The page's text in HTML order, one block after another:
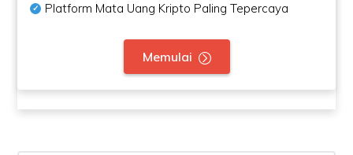
Platform Mata Uang Kripto Paling Tepercaya
Memulai